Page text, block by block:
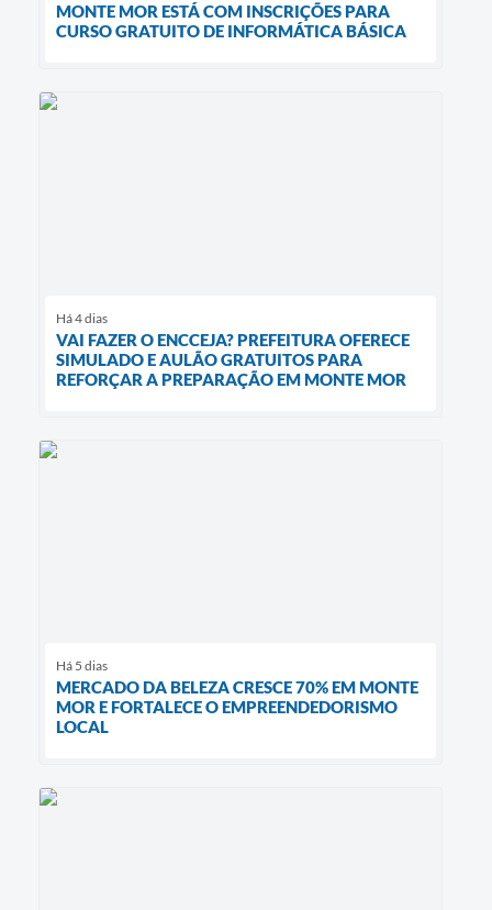
MONTE MOR ESTÁ COM INSCRIÇÕES PARA
CURSO GRATUITO DE INFORMÁTICA BÁSICA
Há 4 dias
VAI FAZER O ENCCEJA? PREFEITURA OFERECE
SIMULADO E AULÃO GRATUITOS PARA
REFORÇAR A PREPARAÇÃO EM MONTE MOR
Há 5 dias
MERCADO DA BELEZA CRESCE 70% EM MONTE
MOR E FORTALECE O EMPREENDEDORISMO
LOCAL